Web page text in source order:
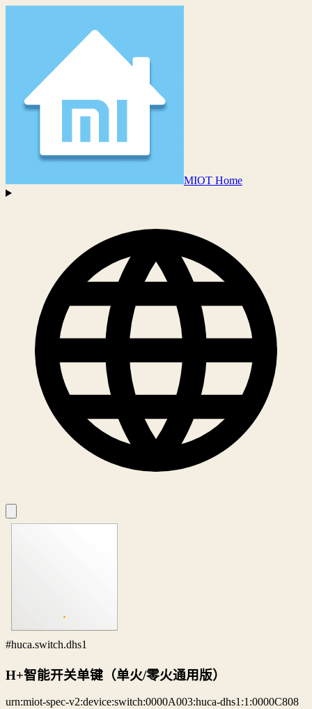
MIOT Home
#huca.switch.dhs1
H+智能开关单键（单火/零火通用版）
urn:miot-spec-v2:device:switch:0000A003:huca-dhs1:1:0000C808